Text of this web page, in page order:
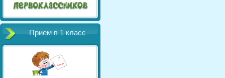
Прием в 1 класс